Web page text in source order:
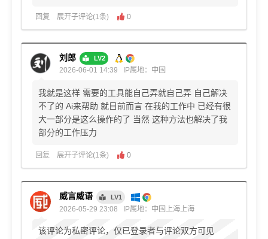
回复 展开子评论(1条) 0
刘郎 LV2
2026-06-01 14:39 IP属地：中国
我就是这样 需要的工具能自己弄就自己弄 自己解决
不了的 Ai来帮助 就目前而言 在我的工作中 已经有很
大一部分是这么操作的了 当然 这种方法也解决了我
部分的工作压力
回复 展开子评论(1条) 0
威言威语 LV1
2026-05-29 23:08 IP属地：中国上海上海
该评论为私密评论，仅已登录者与评论双方可见